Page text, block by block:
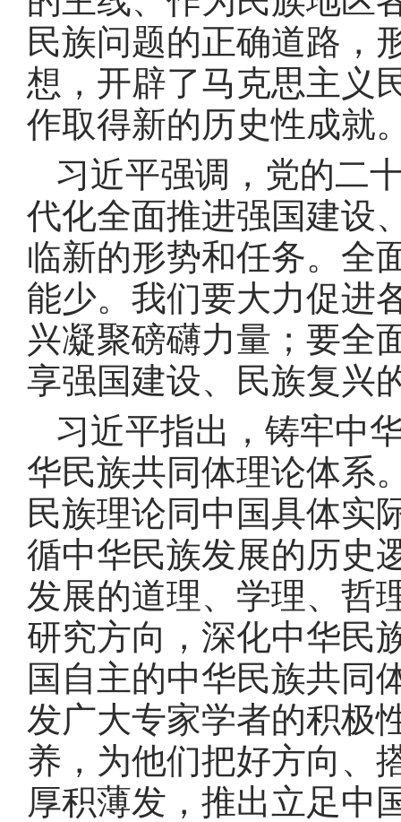
民族问题的正确道路，
想，开辟了马克思主义
作取得新的历史性成就
习近平强调，党的二
代化全面推进强国建设
临新的形势和任务。 全
能少。 我们要大力促进
兴凝聚磅礴力量 ； 要全
享强国建设、民族复兴
习近平指出，铸牢中
华民族共同体理论体系
民族理论同中国具体实
循中华民族发展的历史
发展的道理、学理、哲
研究方向，深化中华民
国自主的中华民族共同
发广大专家学者的积极
养，为他们把好方向、
厚积薄发，推出立足中